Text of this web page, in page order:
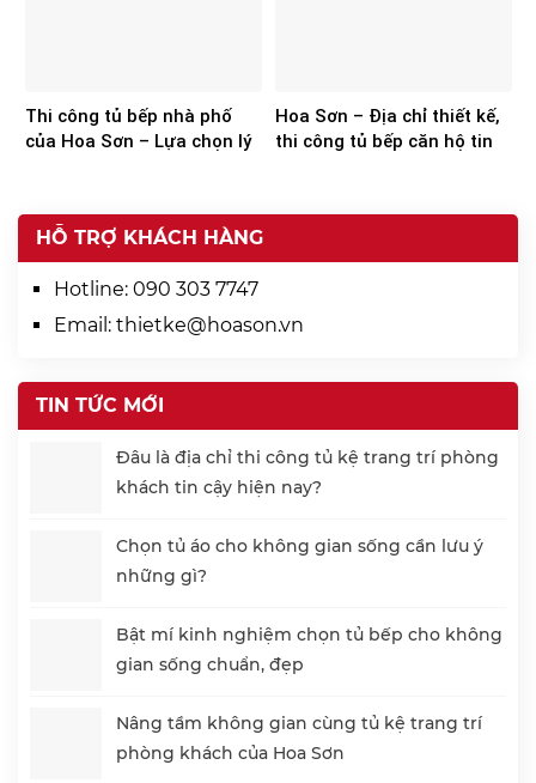
Thi công tủ bếp nhà phố
của Hoa Sơn – Lựa chọn lý
Hoa Sơn – Địa chỉ thiết kế,
thi công tủ bếp căn hộ tin
HỖ TRỢ KHÁCH HÀNG
Hotline: 090 303 7747
Email: thietke@hoason.vn
TIN TỨC MỚI
Đâu là địa chỉ thi công tủ kệ trang trí phòng
khách tin cậy hiện nay?
Chọn tủ áo cho không gian sống cần lưu ý
những gì?
Bật mí kinh nghiệm chọn tủ bếp cho không
gian sống chuẩn, đẹp
Nâng tầm không gian cùng tủ kệ trang trí
phòng khách của Hoa Sơn